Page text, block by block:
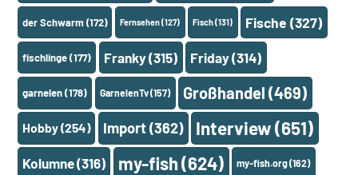
der Schwarm(172) Fernsehen(127) Fisch(131) Fische (327)
fischlinge(177) Franky(315) Friday(314)
garnelen(178) GarnelenTv(157) Großhandel (469)
Hobby(254) Import(362) Interview(651)
Kolumne(316) my-fish(624) my-fish.org(162)